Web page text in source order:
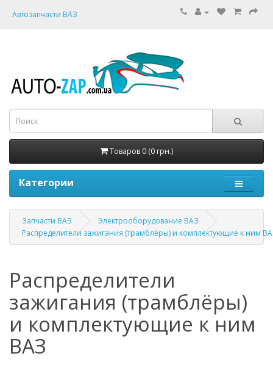
Автозапчасти ВАЗ
Товаров 0 (0 грн.)
Категории
Запчасти ВАЗ
Электрооборудование ВАЗ
Распределители зажигания (трамблёры) и комплектующие к ним
Распределители
зажигания (трамблёры)
и комплектующие к ним
ВАЗ